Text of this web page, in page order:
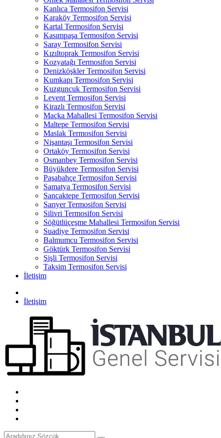
Kanlıca Termosifon Servisi
Karaköy Termosifon Servisi
Kartal Termosifon Servisi
Kasımpaşa Termosifon Servisi
Saray Termosifon Servisi
Kızıltoprak Termosifon Servisi
Kozyatağı Termosifon Servisi
Denizköşkler Termosifon Servisi
Kumkapı Termosifon Servisi
Kuzguncuk Termosifon Servisi
Levent Termosifon Servisi
Kirazlı Termosifon Servisi
Maçka Mahallesi Termosifon Servisi
Maltepe Termosifon Servisi
Maslak Termosifon Servisi
Nişantaşı Termosifon Servisi
Ortaköy Termosifon Servisi
Osmanbey Termosifon Servisi
Büyükdere Termosifon Servisi
Paşabahçe Termosifon Servisi
Samatya Termosifon Servisi
Sancaktepe Termosifon Servisi
Sarıyer Termosifon Servisi
Silivri Termosifon Servisi
Söğütlüçeşme Mahallesi Termosifon Servisi
Suadiye Termosifon Servisi
Balmumcu Termosifon Servisi
Göktürk Termosifon Servisi
Şişli Termosifon Servisi
Taksim Termosifon Servisi
İletişim
İletişim